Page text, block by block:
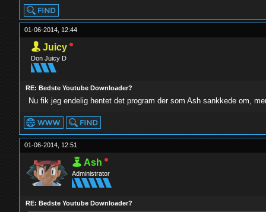
01-06-2014, 12:44
Juicy
Don Juicy D
RE: Bedste Youtube Downloader?
Nu fik jeg endelig hentet det program der som Ash sankkede om,
01-06-2014, 12:51
Ash
Administrator
RE: Bedste Youtube Downloader?